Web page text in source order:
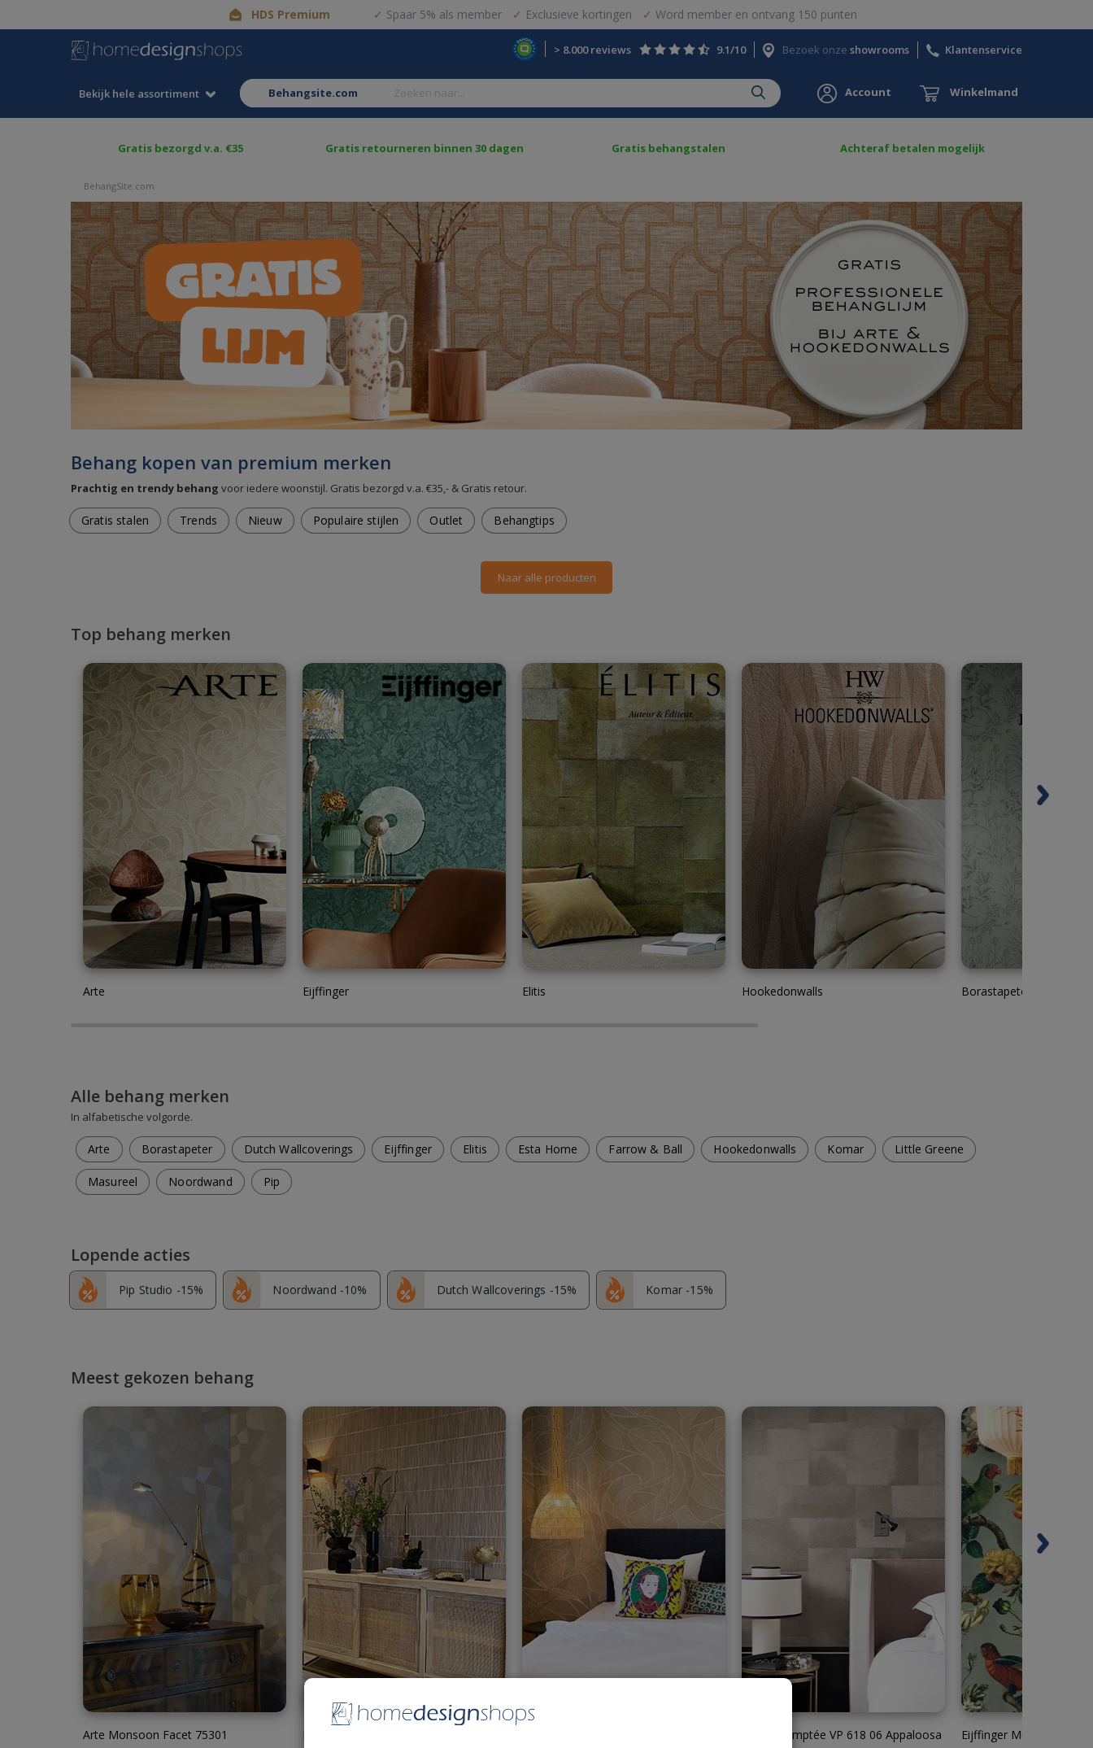
HDS Premium Spaar 5% als member Exclusieve kortingen Word member en ontvang 150 punten
> 8.000 reviews 9.1/10 Bezoek onze showrooms Klantenservice
Bekijk hele assortiment behangsite.com Account Winkelmand
Gratis bezorgd v.a. €35 Gratis retourneren binnen 30 dagen Gratis behangstalen Achteraf betalen mogelijk
BehangSite.com
Behang kopen van premium merken
Prachtig en trendy behang voor iedere woonstijl. Gratis bezorgd v.a. €35,- & Gratis retour.
Gratis stalen Trends Nieuw Populaire stijlen Outlet Behangtips
Naar alle producten
Top behang merken
Arte Eijffinger Elitis Hookedonwalls Borastapeter
Alle behang merken
In alfabetische volgorde.
Arte Borastapeter Dutch Wallcoverings Eijffinger Elitis Esta Home Farrow & Ball Hookedonwalls Komar Little Greene
Masureel Noordwand Pip
Lopende acties
Pip Studio -15% Noordwand -10% Dutch Wallcoverings -15% Komar -15%
Meest gekozen behang
Arte Monsoon Facet 75301 Elitis Indomptée VP 618 06 Appaloosa Eijffinger Museum